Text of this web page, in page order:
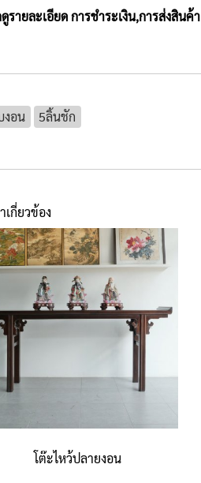
ดูรายละเอียดการชำระเงิน,การส่งสินค้า
งอน 5ลิ้นชัก
เกี่ยวข้อง
โต๊ะไหว้ปลายงอน